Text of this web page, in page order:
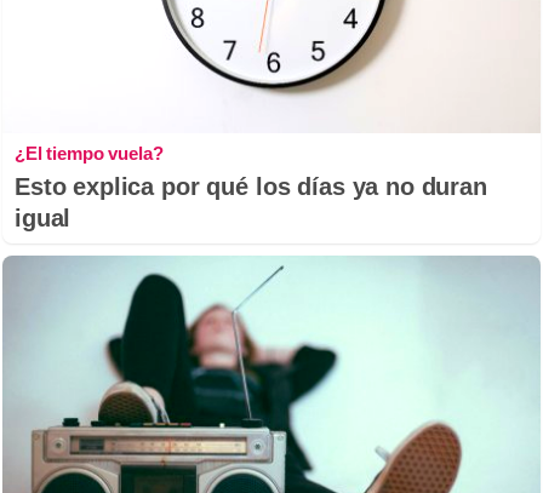
¿El tiempo vuela?
Esto explica por qué los días ya no duran
igual